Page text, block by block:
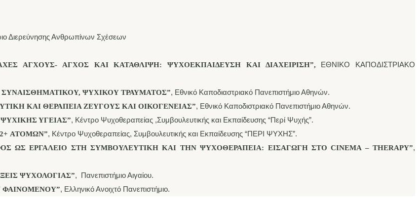
Διερεύνησης Ανθρωπίνων Σχέσεων
ΑΓΧΟΥΣ- ΑΓΧΟΣ ΚΑΙ ΚΑΤΑΘΛΙΨΗ: ΨΥΧΟΕΚΠΑΙΔΕΥΣΗ ΚΑΙ ΔΙΑΧΕΙΡΙΣΗ”, ΕΘΝΙΚΟ ΚΑΠΟΔΙΣΤΡΙΑΚΟ
ΣΥΝΑΙΣΘΗΜΑΤΙΚΟΥ, ΨΥΧΙΚΟΥ ΤΡΑΥΜΑΤΟΣ”, Εθνικό Καποδιαστριακό Πανεπιστήμιο Αθηνών.
ΚΑΙ ΘΕΡΑΠΕΙΑ ΖΕΥΓΟΥΣ ΚΑΙ ΟΙΚΟΓΕΝΕΙΑΣ”, Εθνικό Καποδιστριακό Πανεπιστήμιο Αθηνών.
ΥΓΕΙΑΣ”, Κέντρο Ψυχοθεραπείας ,Συμβουλευτικής και Εκπαίδευσης “Περί Ψυχής”.
ΑΤΟΜΩΝ”, Κέντρο Ψυχοθεραπείας, Συμβουλευτικής και Εκπαίδευσης “ΠΕΡΙ ΨΥΧΗΣ”.
ΩΣ ΕΡΓΑΛΕΙΟ ΣΤΗ ΣΥΜΒΟΥΛΕΥΤΙΚΗ ΚΑΙ ΤΗΝ ΨΥΧΟΘΕΡΑΠΕΙΑ: ΕΙΣΑΓΩΓΗ ΣΤΟ CINEMA – THERAPY”,
ΨΥΧΟΛΟΓΙΑΣ”, Πανεπιστήμιο Αιγαίου.
ΦΑΙΝΟΜΕΝΟΥ”, Ελληνικό Ανοιχτό Πανεπιστήμιο.